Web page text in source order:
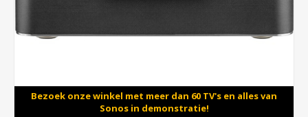
Bezoek onze winkel met meer dan 60 TV's en alles van
Sonos in demonstratie!